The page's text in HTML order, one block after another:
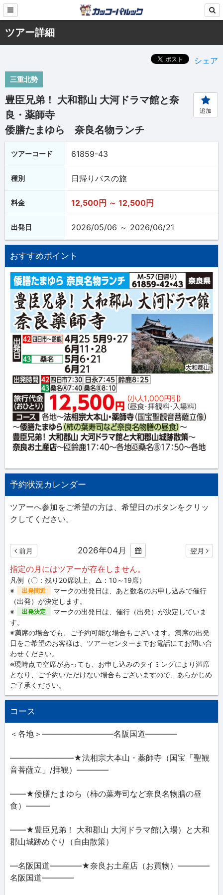
ツアー詳細
シェア
三重北勢
豊臣兄弟！ 大和郡山 大河ドラマ館と奈
良・薬師寺
倭膳たまゆら 奈良名物ランチ
追加
ツアーコード 61859-43
種別 日帰りバスの旅
料金 12,500円 ～ 12,500円
出発日 2026/05/06 ～ 2026/06/21
おすすめポイント
予約状況カレンダー
ツアーへ参加をご希望の方は、希望日のボタンをクリッ
クしてください。
前月 2026年04月 翌月
指定の月にはツアーが存在しません。
凡例（〇：残り20席以上、△：10～19席）
※
出発間近
マークの出発日は、あと数名のお申し込みで催行
（出発）が決定します。
※
出発決定
マークの出発日は、催行（出発）が決定していま
す。
※満席の場合でも、ご予約可能な場合もございます。満席の出発
日をご希望のお客様は、ツアーセンターまでお電話にてお問い合
わせください。
※現時点で空席があっても、お申し込みのタイミングにより満席
となり、ご予約いただけない場合もございますので、あらかじめ
ご了承ください。
コース
＜各地＞―――――――――名阪国道――――
――――――――★法相宗大本山・薬師寺（国宝「聖観
音菩薩立」/拝観）――――
――★倭膳たまゆら（柿の葉寿司など奈良名物膳の昼
食）―――
――★豊臣兄弟！ 大和郡山 大河ドラマ館(入場）と大和
郡山城跡めぐり（自由散策）
―名阪国道――――★奈良お土産店（お買物）――――
名阪国道――――